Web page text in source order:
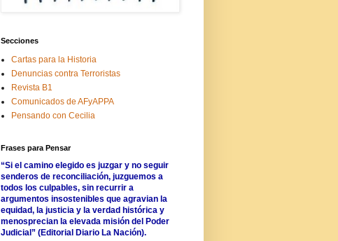
Secciones
Cartas para la Historia
Denuncias contra Terroristas
Revista B1
Comunicados de AFyAPPA
Pensando con Cecilia
Frases para Pensar
“Si el camino elegido es juzgar y no seguir
senderos de reconciliación, juzguemos a
todos los culpables, sin recurrir a
argumentos insostenibles que agravian la
equidad, la justicia y la verdad histórica y
menosprecian la elevada misión del Poder
Judicial” (Editorial Diario La Nación).